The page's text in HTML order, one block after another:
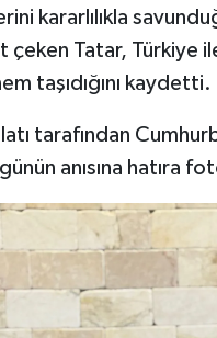
kararlılıkla
Tatar, Türkiye
taşıdığını kaydetti.
tarafından
anısına hatıra